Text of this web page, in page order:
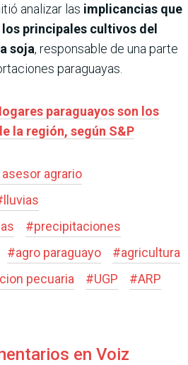
analizar las implicancias que
principales cultivos del
soja, responsable de una parte
paraguayas.
paraguayos son los
la región, según S&P
agrario
lluvias
#precipitaciones
#agro paraguayo #agricultura
pecuaria #UGP #ARP
en Voiz